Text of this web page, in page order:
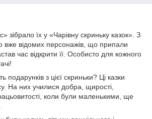
зібрало їх у «Чарівну скриньку казок». З
вже відомих персонажів, що припали
час відкрити її. Особисто для кожного
подарунків з цієї скриньки? Ці казки
На них училися добра, щирості,
коли були маленькими, ще